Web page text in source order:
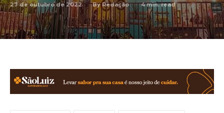
27 de outubro de 2022 By Redação 4min. read